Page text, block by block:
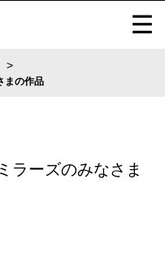
>
の作品
ーズのみなさま